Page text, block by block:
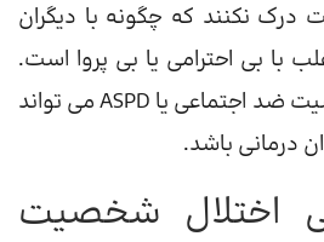
نکنند که چگونه با دیگران
با بی احترامی یا بی پروا است.
مدیریت و درمان شخصیت ضد اجتماعی یا ASPD می تواند
درمانی باشد.
اختلال شخصیت